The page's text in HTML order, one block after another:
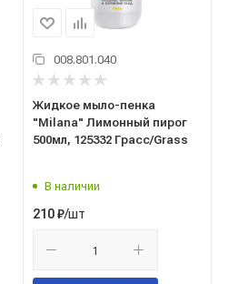
008.801.040
Жидкое мыло-пенка
"Milana" Лимонный пирог
500мл, 125332 Грасс/Grass
В наличии
210₽/шт